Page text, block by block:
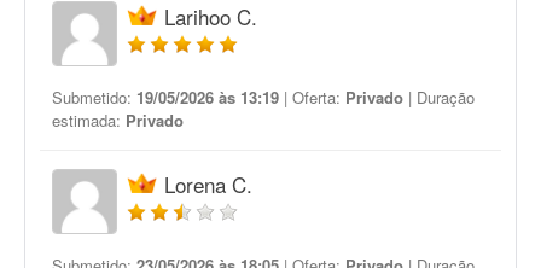
Larihoo C.
Submetido: 19/05/2026 às 13:19 | Oferta: Privado | Duração
estimada: Privado
Lorena C.